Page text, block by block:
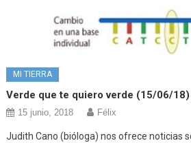
MI TIERRA
Verde que te quiero verde (15/06/18)
15 junio, 2018 Félix
Judith Cano (bióloga) nos ofrece noticias